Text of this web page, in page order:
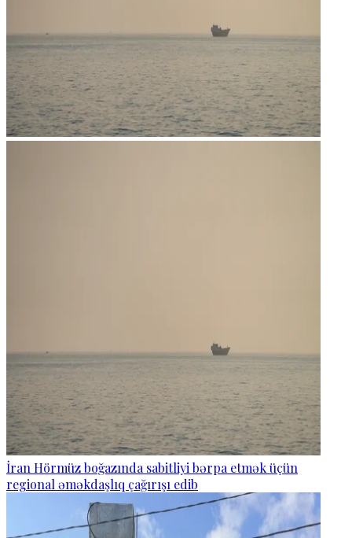
İran Hörmüz boğazında sabitliyi bərpa etmək üçün
regional əməkdaşlıq çağırışı edib